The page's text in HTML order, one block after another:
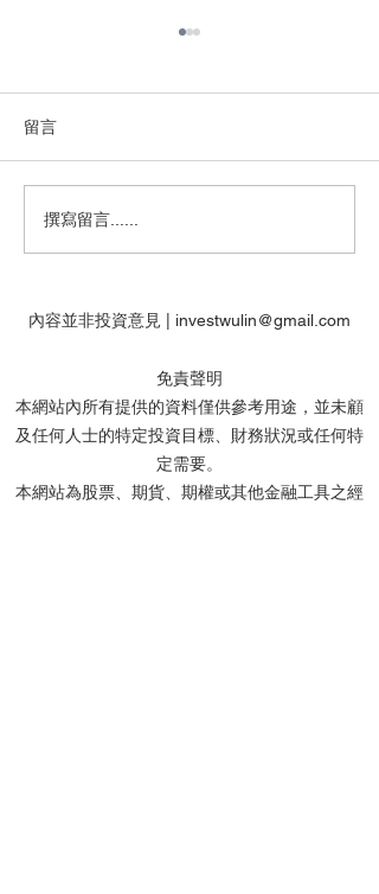
【特工】美指走出調整+可
以考慮部署的個股
留言
撰寫留言......
內容並非投資意見 | investwulin@gmail.com
免責聲明
本網站內所有提供的資料僅供參考用途，並未顧
及任何人士的特定投資目標、財務狀況或任何特
定需要。
本網站為股票、期貨、期權或其他金融工具之經